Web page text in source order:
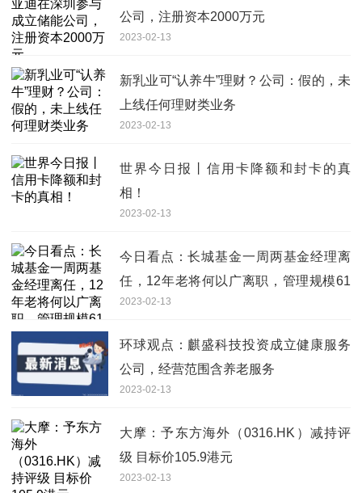
公司，注册资本2000万元
2023-02-13
新乳业可“认养牛”理财？公司：假的，未
上线任何理财类业务
2023-02-13
世界今日报丨信用卡降额和封卡的真
相！
2023-02-13
今日看点：长城基金一周两基金经理离
任，12年老将何以广离职，管理规模61
亿
2023-02-13
环球观点：麒盛科技投资成立健康服务
公司，经营范围含养老服务
2023-02-13
大摩：予东方海外（0316.HK）减持评
级 目标价105.9港元
2023-02-13